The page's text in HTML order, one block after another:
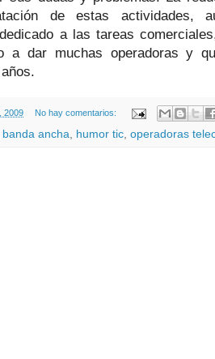
de estas actividades,
a las tareas
a dar muchas operadoras y
2009 No hay comentarios:
banda ancha, humor tic, operadoras